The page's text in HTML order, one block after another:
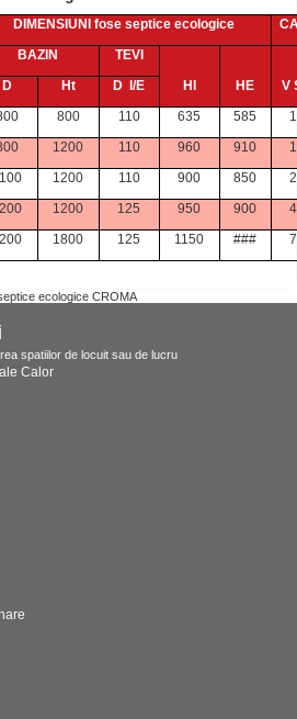
DIMENSIUNI fose septice ecologice
BAZIN
TEVI
HI
HE V
D Ht D
I/E
800 110 635 585
1200 110 960 910
1200 110 900 850
1200 125 950 900
1800 125 1150 ###
ecologice CROMA
spatiilor de locuit sau de lucru
Calor